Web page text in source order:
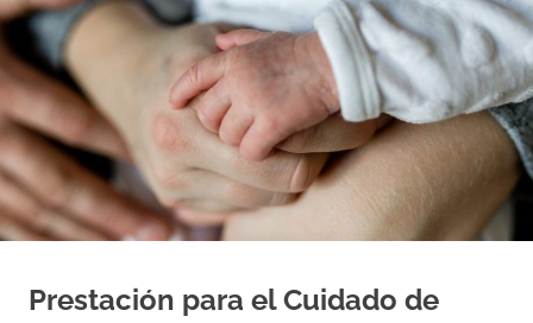
Prestación para el Cuidado de